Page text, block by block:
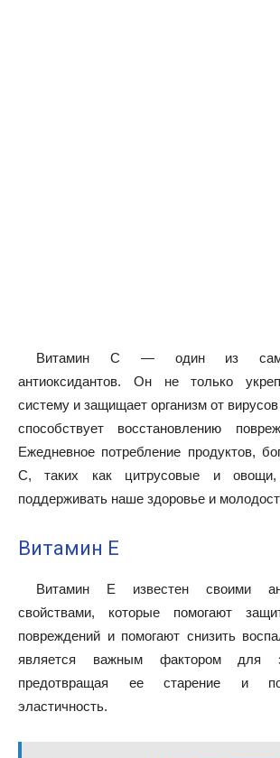
Витамин С — один из
антиоксидантов. Он не только
систему и защищает организм от
способствует восстановлению
Ежедневное потребление продуктов,
C, таких как цитрусовые и
поддерживать наше здоровье и
Витамин E
Витамин Е известен своими
свойствами, которые помогают
повреждений и помогают снизить
является важным фактором для
предотвращая ее старение и
эластичность.